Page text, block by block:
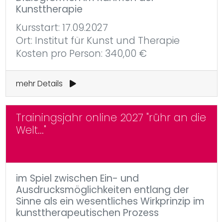
Kunsttherapie
Kursstart: 17.09.2027
Ort: Institut für Kunst und Therapie
Kosten pro Person: 340,00 €
mehr Details
Trainingsjahr online 2027 "rühr an die
Welt..."
im Spiel zwischen Ein- und
Ausdrucksmöglichkeiten entlang der
Sinne als ein wesentliches Wirkprinzip im
kunsttherapeutischen Prozess